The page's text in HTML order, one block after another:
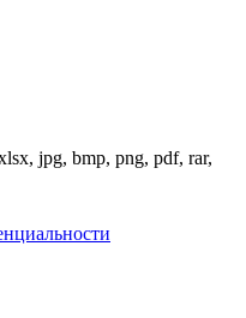
jpg, bmp, png, pdf, rar,